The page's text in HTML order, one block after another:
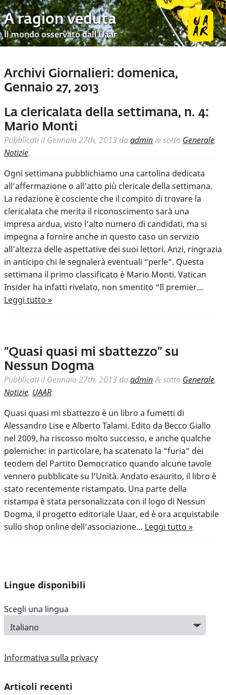
A ragion veduta
Il mondo osservato dall’Uaar
Archivi Giornalieri: domenica,
Gennaio 27, 2013
La clericalata della settimana, n. 4:
Mario Monti
Pubblicati ilGennaio 27th, 2013 daadmin & sotto Generale,
Notizie.
Ogni settimana pubblichiamo una cartolina dedicata
all’affermazione o all’atto più clericale della settimana.
La redazione è cosciente che il compito di trovare la
clericalata che merita il riconoscimento sarà una
impresa ardua, visto l’alto numero di candidati, ma si
impegna a fornire anche in questo caso un servizio
all’altezza delle aspettative dei suoi lettori. Anzi, ringrazia
in anticipo chi le segnalerà eventuali “perle”. Questa
settimana il primo classificato è Mario Monti. Vatican
Insider ha infatti rivelato, non smentito “Il premier…
Leggi tutto »
“Quasi quasi mi sbattezzo” su
Nessun Dogma
Pubblicati ilGennaio 27th, 2013 daadmin & sotto Generale,
Notizie, UAAR.
Quasi quasi mi sbattezzo è un libro a fumetti di
Alessandro Lise e Alberto Talami. Edito da Becco Giallo
nel 2009, ha riscosso molto successo, e anche qualche
polemiche: in particolare, ha scatenato la “furia” dei
teodem del Partito Democratico quando alcune tavole
vennero pubblicate su l’Unità. Andato esaurito, il libro è
stato recentemente ristampato. Una parte della
ristampa è stata personalizzata con il logo di Nessun
Dogma, il progetto editoriale Uaar, ed è ora acquistabile
sullo shop online dell’associazione… Leggi tutto »
Lingue disponibili
Scegli una lingua
Informativa sulla privacy
Articoli recenti